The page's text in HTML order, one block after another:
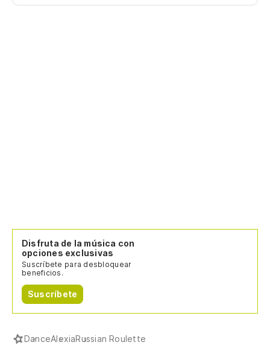
Disfruta de la música con
opciones exclusivas
Suscríbete para desbloquear
beneficios.
Suscríbete
DanceAlexiaRussian Roulette